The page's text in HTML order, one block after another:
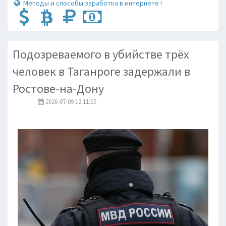
Методы и способы заработка в интернете !
Подозреваемого в убийстве трёх
человек в Таганроге задержали в
Ростове-на-Дону
2026-07-09 12:11:05